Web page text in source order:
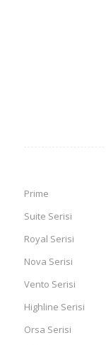
Prime
Suite Serisi
Royal Serisi
Nova Serisi
Vento Serisi
Highline Serisi
Orsa Serisi